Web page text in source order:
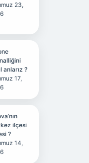
23,
anlarız ?
17,
ilçesi
?
14,